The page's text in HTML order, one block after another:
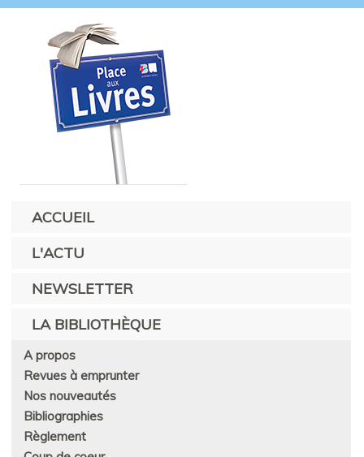
ACCUEIL
L'ACTU
NEWSLETTER
LA BIBLIOTHÈQUE
A propos
Revues à emprunter
Nos nouveautés
Bibliographies
Règlement